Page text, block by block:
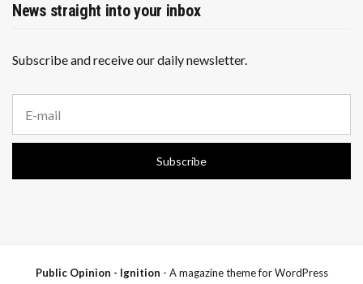
News straight into your inbox
Subscribe and receive our daily newsletter.
a
i
a
Subscribe
Public Opinion - Ignition - A magazine theme for WordPress